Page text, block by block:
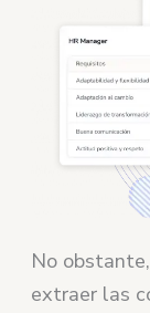
No
extraer las